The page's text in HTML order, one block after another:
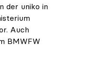
der uniko in
Auch
BMWFW